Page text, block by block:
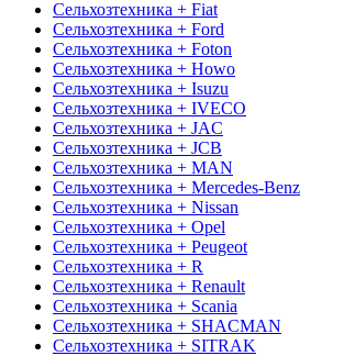
Сельхозтехника + Fiat
Сельхозтехника + Ford
Сельхозтехника + Foton
Сельхозтехника + Howo
Сельхозтехника + Isuzu
Сельхозтехника + IVECO
Сельхозтехника + JAC
Сельхозтехника + JCB
Сельхозтехника + MAN
Сельхозтехника + Mercedes-Benz
Сельхозтехника + Nissan
Сельхозтехника + Opel
Сельхозтехника + Peugeot
Сельхозтехника + R
Сельхозтехника + Renault
Сельхозтехника + Scania
Сельхозтехника + SHACMAN
Сельхозтехника + SITRAK